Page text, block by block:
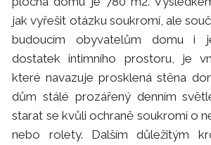
jak vyřešit otázku soukromí, ale
budoucím obyvatelům domu i
dostatek intimního prostoru, je
které navazuje prosklená stěna
dům stálé prozářený denním
starat se kvůli ochraně soukromí o
nebo rolety. Dalším důležitým